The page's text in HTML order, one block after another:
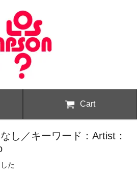
Cart
し／キーワード：Artist：
た